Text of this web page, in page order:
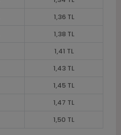
1,36 TL
1,38 TL
1,41 TL
1,43 TL
1,45 TL
1,47 TL
1,50 TL